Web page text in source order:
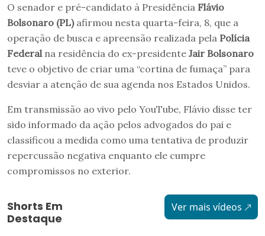
O senador e pré-candidato à Presidência Flávio
Bolsonaro (PL) afirmou nesta quarta-feira, 8, que a
operação de busca e apreensão realizada pela Polícia
Federal na residência do ex-presidente Jair Bolsonaro
teve o objetivo de criar uma “cortina de fumaça” para
desviar a atenção de sua agenda nos Estados Unidos.
Em transmissão ao vivo pelo YouTube, Flávio disse ter
sido informado da ação pelos advogados do pai e
classificou a medida como uma tentativa de produzir
repercussão negativa enquanto ele cumpre
compromissos no exterior.
Shorts Em
Destaque
Ver mais vídeos